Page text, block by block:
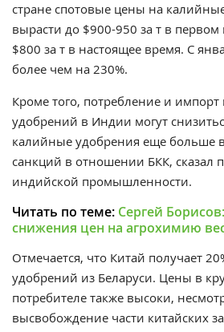
стране спотовые цены на
вырасти до $900-950 за т в первом
$800 за т в настоящее время. С
более чем на 230%.
Кроме того, потребление и
удобрений в Индии могут
калийные удобрения еще больше
санкций в отношении БКК, сказал
индийской промышленности.
Читать по теме: Сергей
снижения цен на агрохимию
Отмечается, что Китай получает
удобрений из Беларуси. Цены в
потребителе также высоки,
высвобождение части китайских